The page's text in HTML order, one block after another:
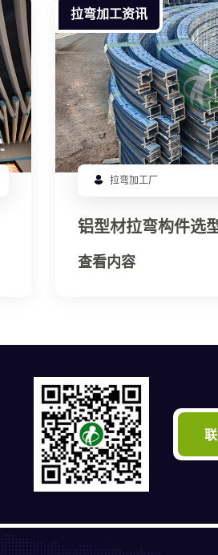
拉弯加工资讯
拉弯加工厂
铝型材拉弯构件选
材料也能完美成形
材拉弯厂的应力强
查看内容